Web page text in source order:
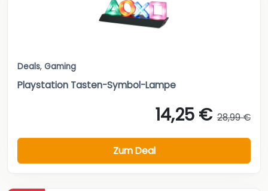
Deals, Gaming
Playstation Tasten-Symbol-Lampe
14,25 € 28,99 €
Zum Deal